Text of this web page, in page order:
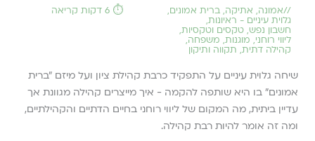
//אמונה, אתיקה, ברית אמונים,
גלוית עיניים - ראיונות,
חשבון נפש, טקסים וטקסיות,
ליווי רוחני, מוגנות, משפחה,
קהילה דתית, תקווה ותיקון
⏱️ 6 דקות קריאה
שיחה גלוית עיניים על התפקיד כרבת קהילת ציון ועל מיזם ״ברית
אמונים״ בו היא שותפה להקמה - איך מייצרים קהילה מגוונת אך
עדיין ביתית, מה המקום של ליווי רוחני בחיים הדתיים והקהילתיים,
ומה זה אומר להיות רבת קהילה.